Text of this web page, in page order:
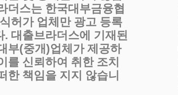
더스는 한국대부금융협
허가 업체만 광고 등록
. 대출브라더스에 기재된
부(중개)업체가 제공하
를 신뢰하여 취한 조치
한 책임을 지지 않습니